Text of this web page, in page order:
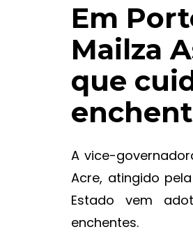
Em
Mailza
que
A vice-
Acre, atingido
Estado vem
enchentes.